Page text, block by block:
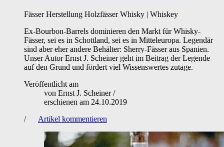
Fässer Herstellung Holzfässer Whisky | Whiskey
Ex-Bourbon-Barrels dominieren den Markt für Whisky-
Fässer, sei es in Schottland, sei es in Mitteleuropa. Legendär
sind aber eher andere Behälter: Sherry-Fässer aus Spanien.
Unser Autor Ernst J. Scheiner geht im Beitrag der Legende
auf den Grund und fördert viel Wissenswertes zutage.
Veröffentlicht am
von Ernst J. Scheiner/
erschienen am 24.10.2019
/
Artikel kommentieren